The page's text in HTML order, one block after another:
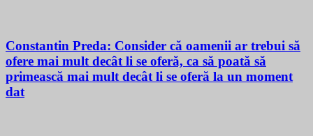
Constantin Preda: Consider că oamenii ar trebui să
ofere mai mult decât li se oferă, ca să poată să
primească mai mult decât li se oferă la un moment
dat